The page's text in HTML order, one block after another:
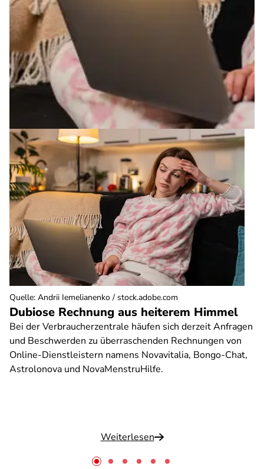
Dubiose Rechnung aus heiterem Himmel
Bei der Verbraucherzentrale häufen sich derzeit Anfragen
und Beschwerden zu überraschenden Rechnungen von
Online-Dienstleistern namens Novavitalia, Bongo-Chat,
Astrolonova und NovaMenstruHilfe.
Weiterlesen
Quelle: Andrii Iemelianenko / stock.adobe.com